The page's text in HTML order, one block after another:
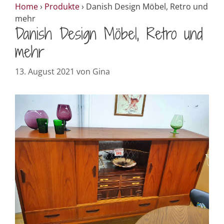
Home› Produkte› Danish Design Möbel, Retro und
mehr
Danish Design Möbel, Retro und
mehr
13. August 2021 von Gina